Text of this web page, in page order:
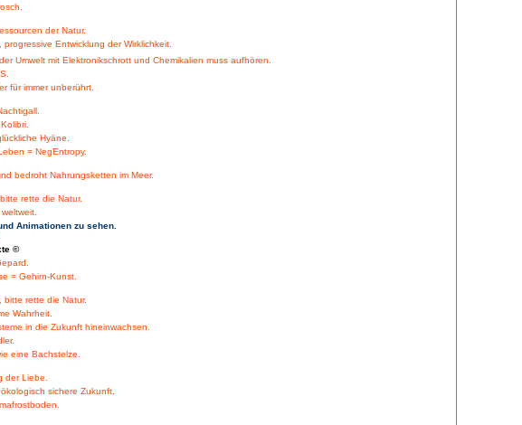
der Natur.
progressive Entwicklung der Wirklichkeit.
Umwelt mit Elektronikschrott und Chemikalien muss aufhören.
für immer unberührt.
Hyäne.
= NegEntropy.
bedroht Nahrungsketten im Meer.
rette die Natur.
Animationen zu sehen.
©
= Gehirn-Kunst.
bitte rette die Natur.
Wahrheit.
in die Zukunft hineinwachsen.
eine Bachstelze.
der Liebe.
sichere Zukunft.